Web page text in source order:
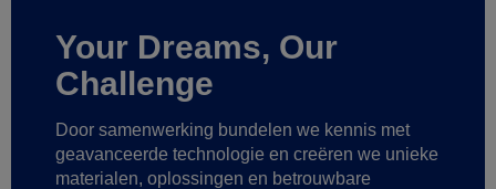
Your Dreams, Our
Challenge
Door samenwerking bundelen we kennis met
geavanceerde technologie en creëren we unieke
materialen, oplossingen en betrouwbare